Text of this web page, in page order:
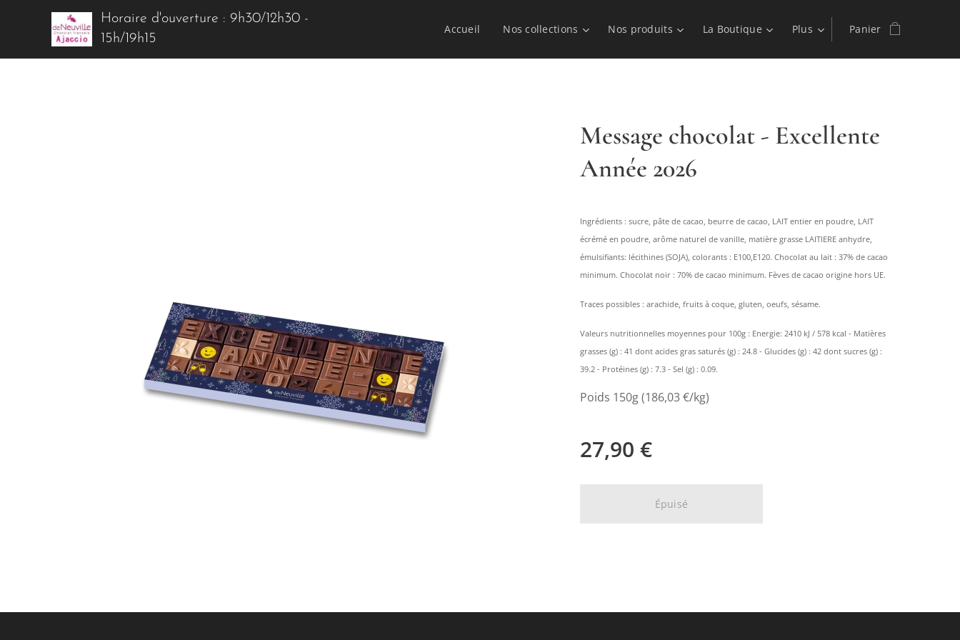
Horaire d'ouverture : 9h30/12h30 -
15h/19h15
Accueil Nos collections Nos produits La Boutique Plus Panier
Message chocolat - Excellente
Année 2026
Ingrédients : sucre, pâte de cacao, beurre de cacao, LAIT entier en poudre, LAIT
écrémé en poudre, arôme naturel de vanille, matière grasse LAITIERE anhydre,
émulsifiants: lécithines (SOJA), colorants : E100,E120. Chocolat au lait : 37% de cacao
minimum. Chocolat noir : 70% de cacao minimum. Fèves de cacao origine hors UE.
Traces possibles : arachide, fruits à coque, gluten, oeufs, sésame.
Valeurs nutritionnelles moyennes pour 100g : Energie: 2410 kJ / 578 kcal - Matières
grasses (g) : 41 dont acides gras saturés (g) : 24.8 - Glucides (g) : 42 dont sucres (g) :
39.2 - Protéines (g) : 7.3 - Sel (g) : 0.09.
Poids 150g (186,03 €/kg)
27,90 €
Épuisé